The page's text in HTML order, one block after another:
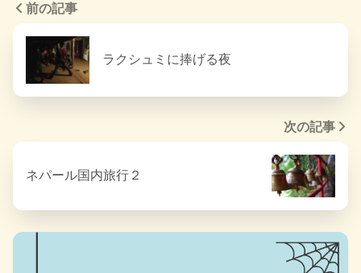
前の記事
ラクシュミに捧げる夜
次の記事
ネパール国内旅行２